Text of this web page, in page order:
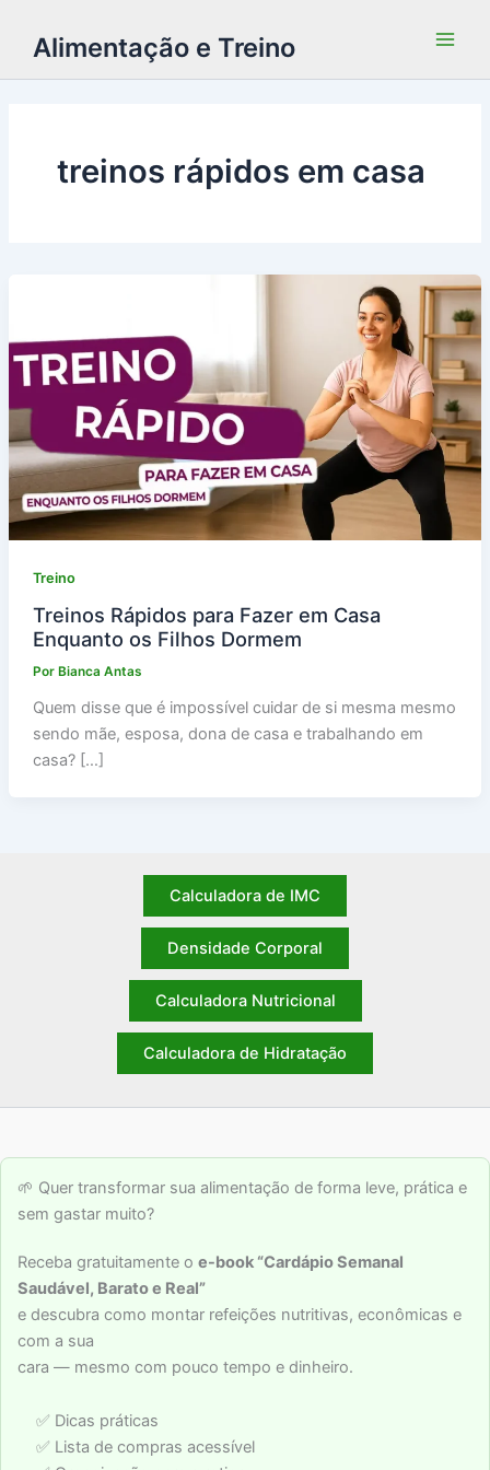
Alimentação e Treino
treinos rápidos em casa
Treino
Treinos Rápidos para Fazer em Casa
Enquanto os Filhos Dormem
Por Bianca Antas
Quem disse que é impossível cuidar de si mesma mesmo
sendo mãe, esposa, dona de casa e trabalhando em
casa? […]
Calculadora de IMC
Densidade Corporal
Calculadora Nutricional
Calculadora de Hidratação
🌱 Quer transformar sua alimentação de forma leve, prática e
sem gastar muito?
Receba gratuitamente o e-book “Cardápio Semanal
Saudável, Barato e Real”
e descubra como montar refeições nutritivas, econômicas e
com a sua
cara — mesmo com pouco tempo e dinheiro.
✅ Dicas práticas
✅ Lista de compras acessível